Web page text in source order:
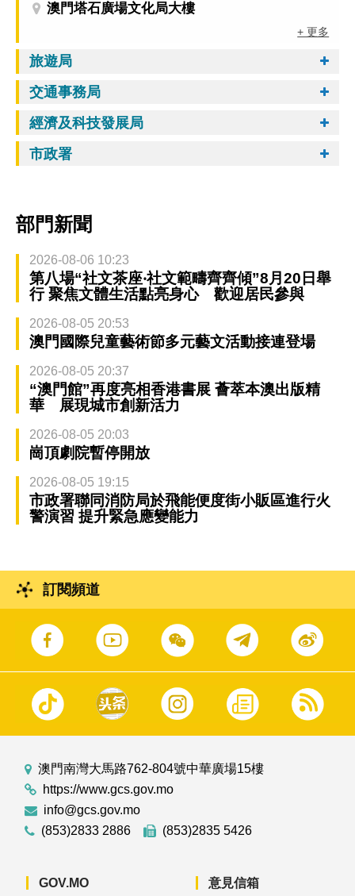
澳門塔石廣場文化局大樓
+ 更多
旅遊局
交通事務局
經濟及科技發展局
市政署
部門新聞
2026-08-06 10:23
第八場“社文茶座‧社文範疇齊齊傾”8月20日舉
行 聚焦文體生活點亮身心 歡迎居民參與
2026-08-05 20:53
澳門國際兒童藝術節多元藝文活動接連登場
2026-08-05 20:37
“澳門館”再度亮相香港書展 薈萃本澳出版精
華 展現城市創新活力
2026-08-05 20:03
崗頂劇院暫停開放
2026-08-05 19:15
市政署聯同消防局於飛能便度街小販區進行火
警演習 提升緊急應變能力
訂閱頻道
澳門南灣大馬路762-804號中華廣場15樓
https://www.gcs.gov.mo
info@gcs.gov.mo
(853)2833 2886
(853)2835 5426
GOV.MO 意見信箱